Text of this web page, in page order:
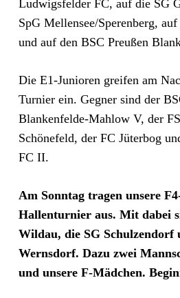
Ludwigsfelder FC, auf die SG
SpG Mellensee/Sperenberg,
und auf den BSC Preußen
Die E1-Junioren greifen am
Turnier ein. Gegner sind der
Blankenfelde-Mahlow V, der
Schönefeld, der FC Jüterbog
FC II.
Am Sonntag tragen unsere
Hallenturnier aus. Mit dabei
Wildau, die SG Schulzendorf
Wernsdorf. Dazu zwei
und unsere F-Mädchen.